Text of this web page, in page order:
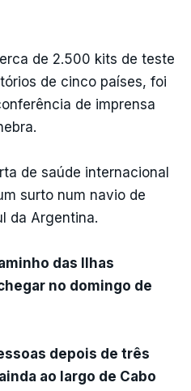
de 2.500 kits de teste
de cinco países, foi
de imprensa
de saúde internacional
surto num navio de
da Argentina.
das Ilhas
no domingo de
depois de três
ao largo de Cabo